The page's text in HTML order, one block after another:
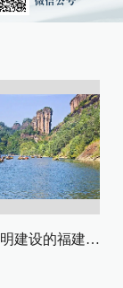
数字生态文明建设的福建路径与启示